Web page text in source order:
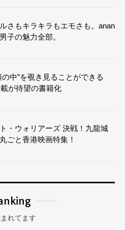
さもキラキラもエモさも。anan
子の魅力全部。
の中”を覗き見ることができる
が待望の書籍化
・ウォリアーズ 決戦！九龍城
ごと香港映画特集！
れてます